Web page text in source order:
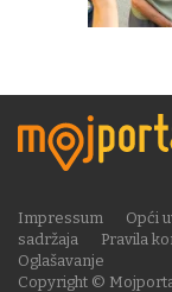
Copyright ©
Impressum Opći
sadržaja
Pravila
Oglašavanje